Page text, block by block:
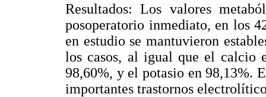
Resultados: Los valores
posoperatorio inmediato, en los
en estudio se mantuvieron
los casos, al igual que el calcio
98,60%, y el potasio en 98,13%.
importantes trastornos